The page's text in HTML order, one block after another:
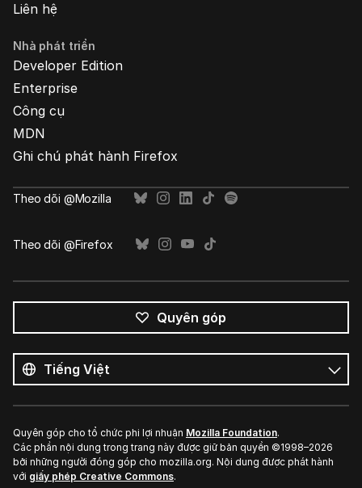
Liên hệ
Nhà phát triển
Developer Edition
Enterprise
Công cụ
MDN
Ghi chú phát hành Firefox
Theo dõi @Mozilla
Theo dõi @Firefox
Quyên góp
cả
ngôn
ngữ
Ngôn
ngữ
Quyên góp cho tổ chức phi lợi nhuận Mozilla Foundation.
Các phần nội dung trong trang này được giữ bản quyền ©1998–2026
bởi những người đóng góp cho mozilla.org. Nội dung được phát hành
với giấy phép Creative Commons.